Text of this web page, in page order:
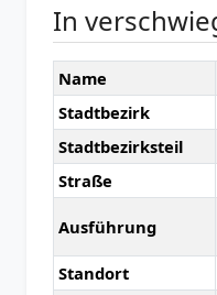
In
Name
Stadtbezirk
Stadtbezirksteil
Straße
Ausführung
Standort